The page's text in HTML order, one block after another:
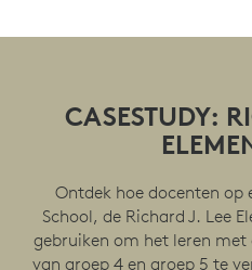
CASESTUDY:
Ontdek hoe docenten op
School, de Richard J. Lee
gebruiken om het leren met
van groep 4 en groep 5 te